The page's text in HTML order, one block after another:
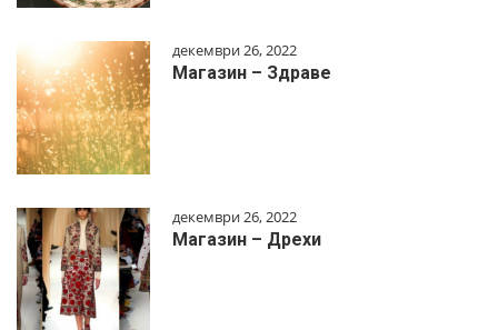
декември 26, 2022
Магазин – Здраве
декември 26, 2022
Магазин – Дрехи